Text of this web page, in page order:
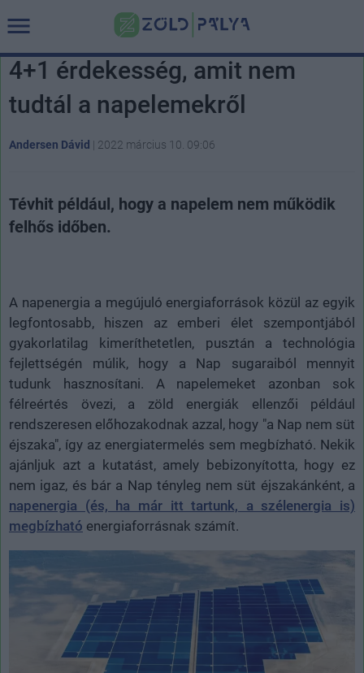
4+1 érdekesség, amit nem
tudtál a napelemekről
Andersen Dávid | 2022 március 10. 09:06
Tévhit például, hogy a napelem nem működik
felhős időben.
A napenergia a megújuló energiaforrások közül az egyik
legfontosabb, hiszen az emberi élet szempontjából
gyakorlatilag kimeríthetetlen, pusztán a technológia
fejlettségén múlik, hogy a Nap sugaraiból mennyit
tudunk hasznosítani. A napelemeket azonban sok
félreértés övezi, a zöld energiák ellenzői például
rendszeresen előhozakodnak azzal, hogy "a Nap nem süt
éjszaka", így az energiatermelés sem megbízható. Nekik
ajánljuk azt a kutatást, amely bebizonyította, hogy ez
nem igaz, és bár a Nap tényleg nem süt éjszakánként, a
napenergia (és, ha már itt tartunk, a szélenergia is)
megbízható energiaforrásnak számít.